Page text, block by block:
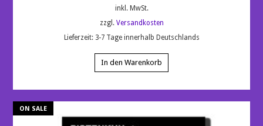
inkl. MwSt.
zzgl. Versandkosten
Lieferzeit: 3-7 Tage innerhalb Deutschlands
In den Warenkorb
ON SALE